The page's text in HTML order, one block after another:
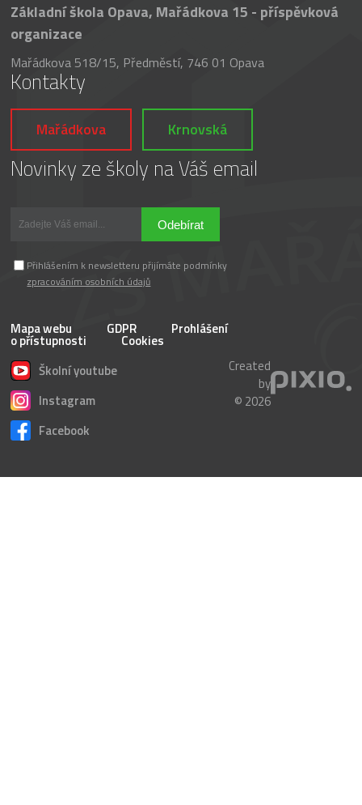
Základní škola Opava, Mařádkova 15 - příspěvková
organizace
Mařádkova 518/15, Předměstí, 746 01 Opava
Kontakty
Mařádkova Krnovská
Novinky ze školy na Váš email
Odebírat
Přihlášením k newsletteru přijímáte podmínky
zpracováním osobních údajů
Mapa webu GDPR Prohlášení
o přístupnosti
Cookies
Školní youtube
Instagram
Facebook
Created
by
© 2026